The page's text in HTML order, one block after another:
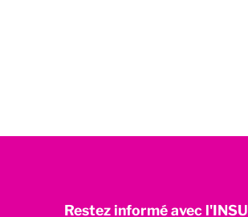
Restez informé avec l'INSU